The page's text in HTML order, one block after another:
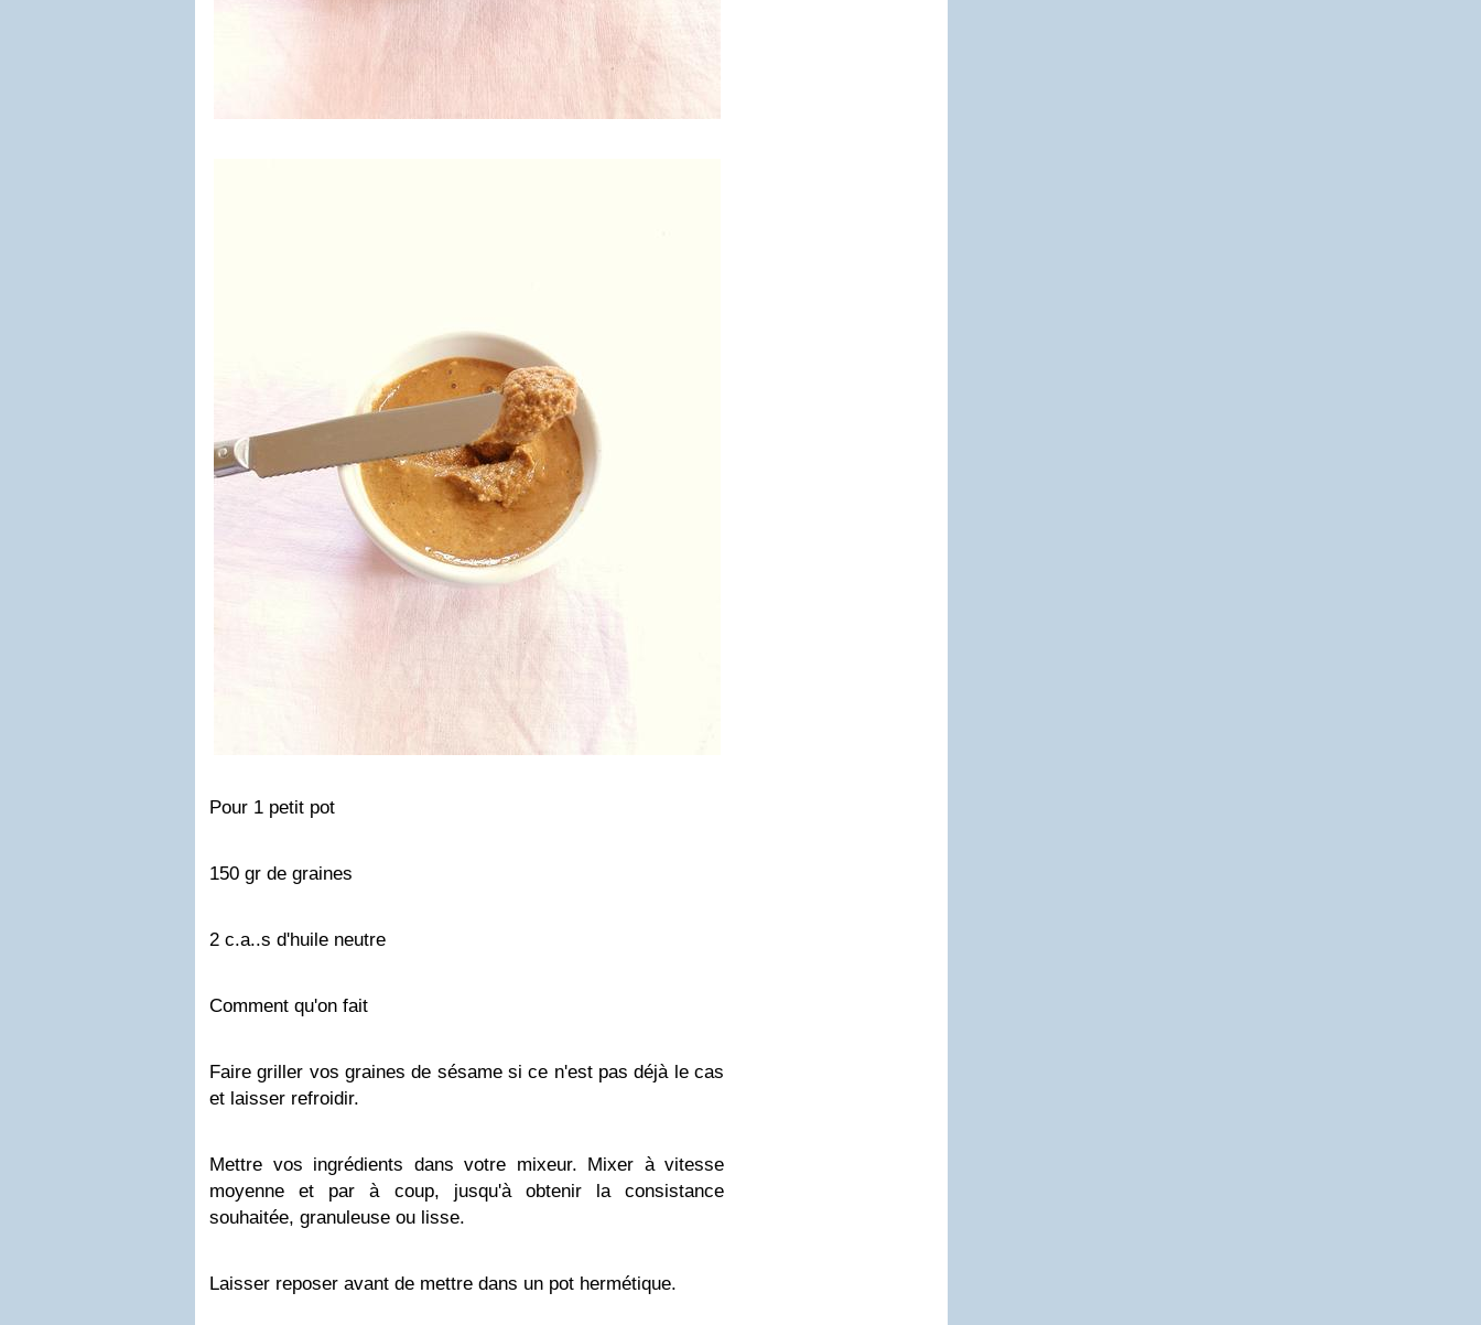
Pour 1 petit pot
150 gr de graines
2 c.a..s d'huile neutre
Comment qu'on fait
Faire griller vos graines de sésame si ce n'est pas déjà le cas
et laisser refroidir.
Mettre vos ingrédients dans votre mixeur. Mixer à vitesse
moyenne et par à coup, jusqu'à obtenir la consistance
souhaitée, granuleuse ou lisse.
Laisser reposer avant de mettre dans un pot hermétique.